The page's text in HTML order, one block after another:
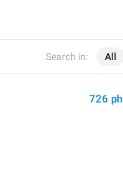
Search in: All
726